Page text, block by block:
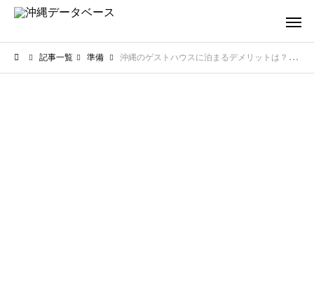
記事一覧 準備 沖縄のゲストハウスに泊まるデメリットは？失敗しない宿選びのポイント